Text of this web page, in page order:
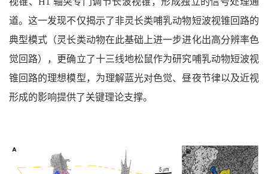
道。这一发现不仅揭示了非灵长类哺乳动物短波视锥回路的
典型模式（灵长类动物在此基础上进一步进化出高分辨率色
觉回路），更确立了十三线地松鼠作为研究哺乳动物短波视
锥回路的理想模型，为理解蓝光对色觉、昼夜节律以及近视
形成的影响提供了关键理论支撑。